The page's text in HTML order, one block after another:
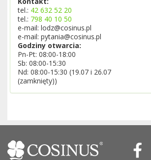
tel.: 42 632 52 20
tel.: 798 40 10 50
e-mail: lodz@cosinus.pl
e-mail: pytania@cosinus.pl
Godziny otwarcia:
Pn-Pt: 08:00-18:00
Sb: 08:00-15:30
Nd: 08:00-15:30 (19.07 i 26.07
(zamknięty))